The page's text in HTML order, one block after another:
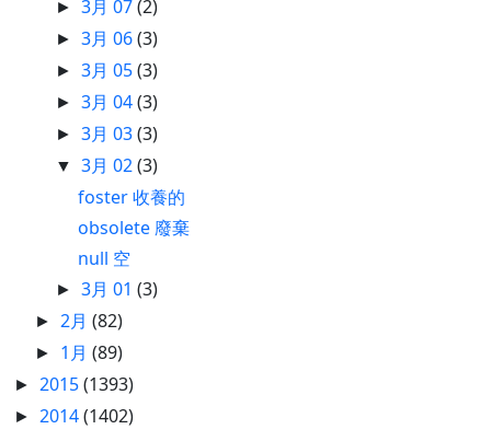
►3月 07(2)
►3月 06(3)
►3月 05(3)
►3月 04(3)
►3月 03(3)
▼3月 02(3)
foster 收養的
obsolete 廢棄
null 空
►3月 01(3)
► 2月(82)
► 1月(89)
► 2015(1393)
► 2014(1402)